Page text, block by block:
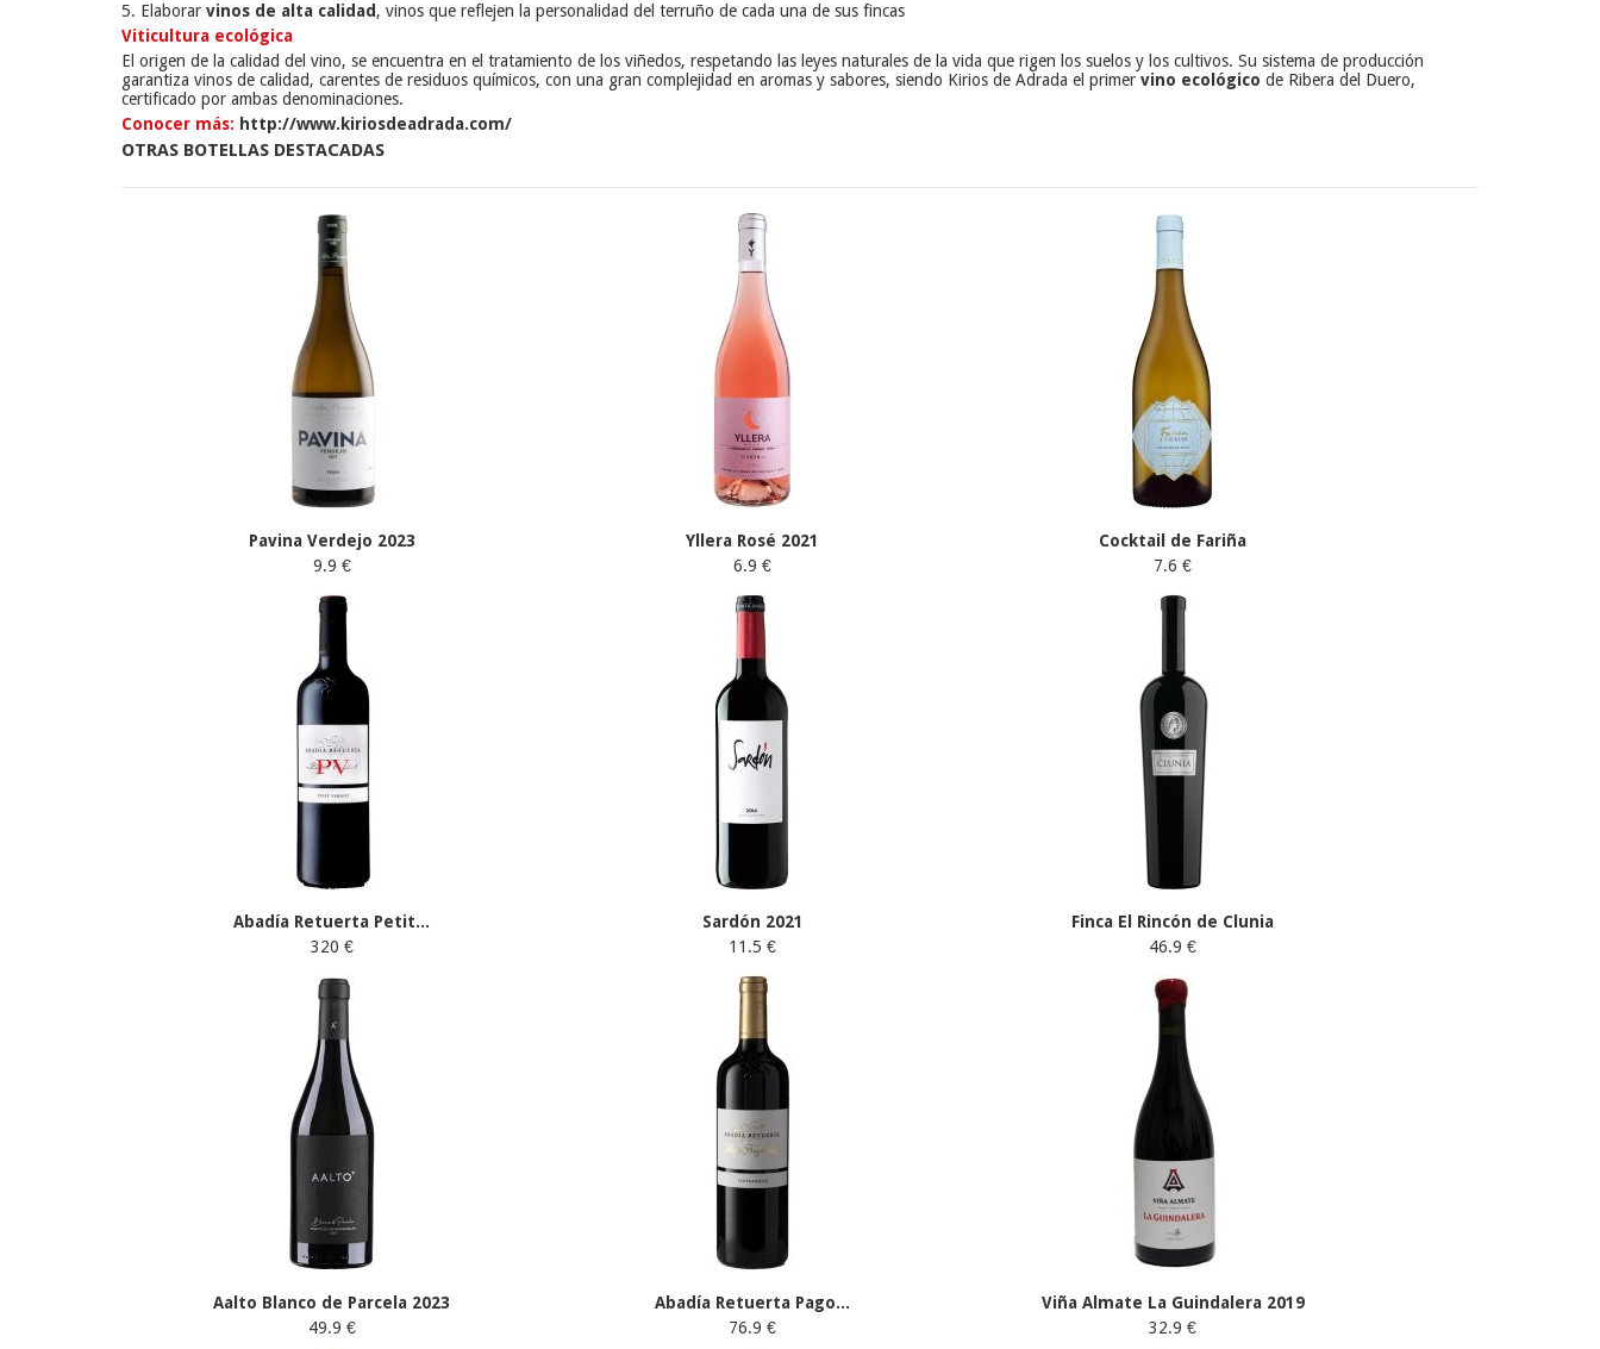
5. Elaborar vinos de alta calidad, vinos que reflejen la personalidad del terruño de cada una de sus fincas
Viticultura ecológica
El origen de la calidad del vino, se encuentra en el tratamiento de los viñedos, respetando las leyes naturales de la vida que rigen los suelos y los cultivos. Su sistema de producción
garantiza vinos de calidad, carentes de residuos químicos, con una gran complejidad en aromas y sabores, siendo Kirios de Adrada el primer vino ecológico de Ribera del Duero,
certificado por ambas denominaciones.
Conocer más: http://www.kiriosdeadrada.com/
OTRAS BOTELLAS DESTACADAS
Pavina Verdejo 2023
9.9 €
Yllera Rosé 2021
6.9 €
Cocktail de Fariña
7.6 €
Abadía Retuerta Petit...
320 €
Sardón 2021
11.5 €
Finca El Rincón de Clunia
46.9 €
Aalto Blanco de Parcela 2023
49.9 €
Abadía Retuerta Pago...
76.9 €
Viña Almate La Guindalera 2019
32.9 €